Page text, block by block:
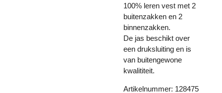
100% leren vest met 2
buitenzakken en 2
binnenzakken.
De jas beschikt over
een druksluiting en is
van buitengewone
kwalititeit.
Artikelnummer: 128475